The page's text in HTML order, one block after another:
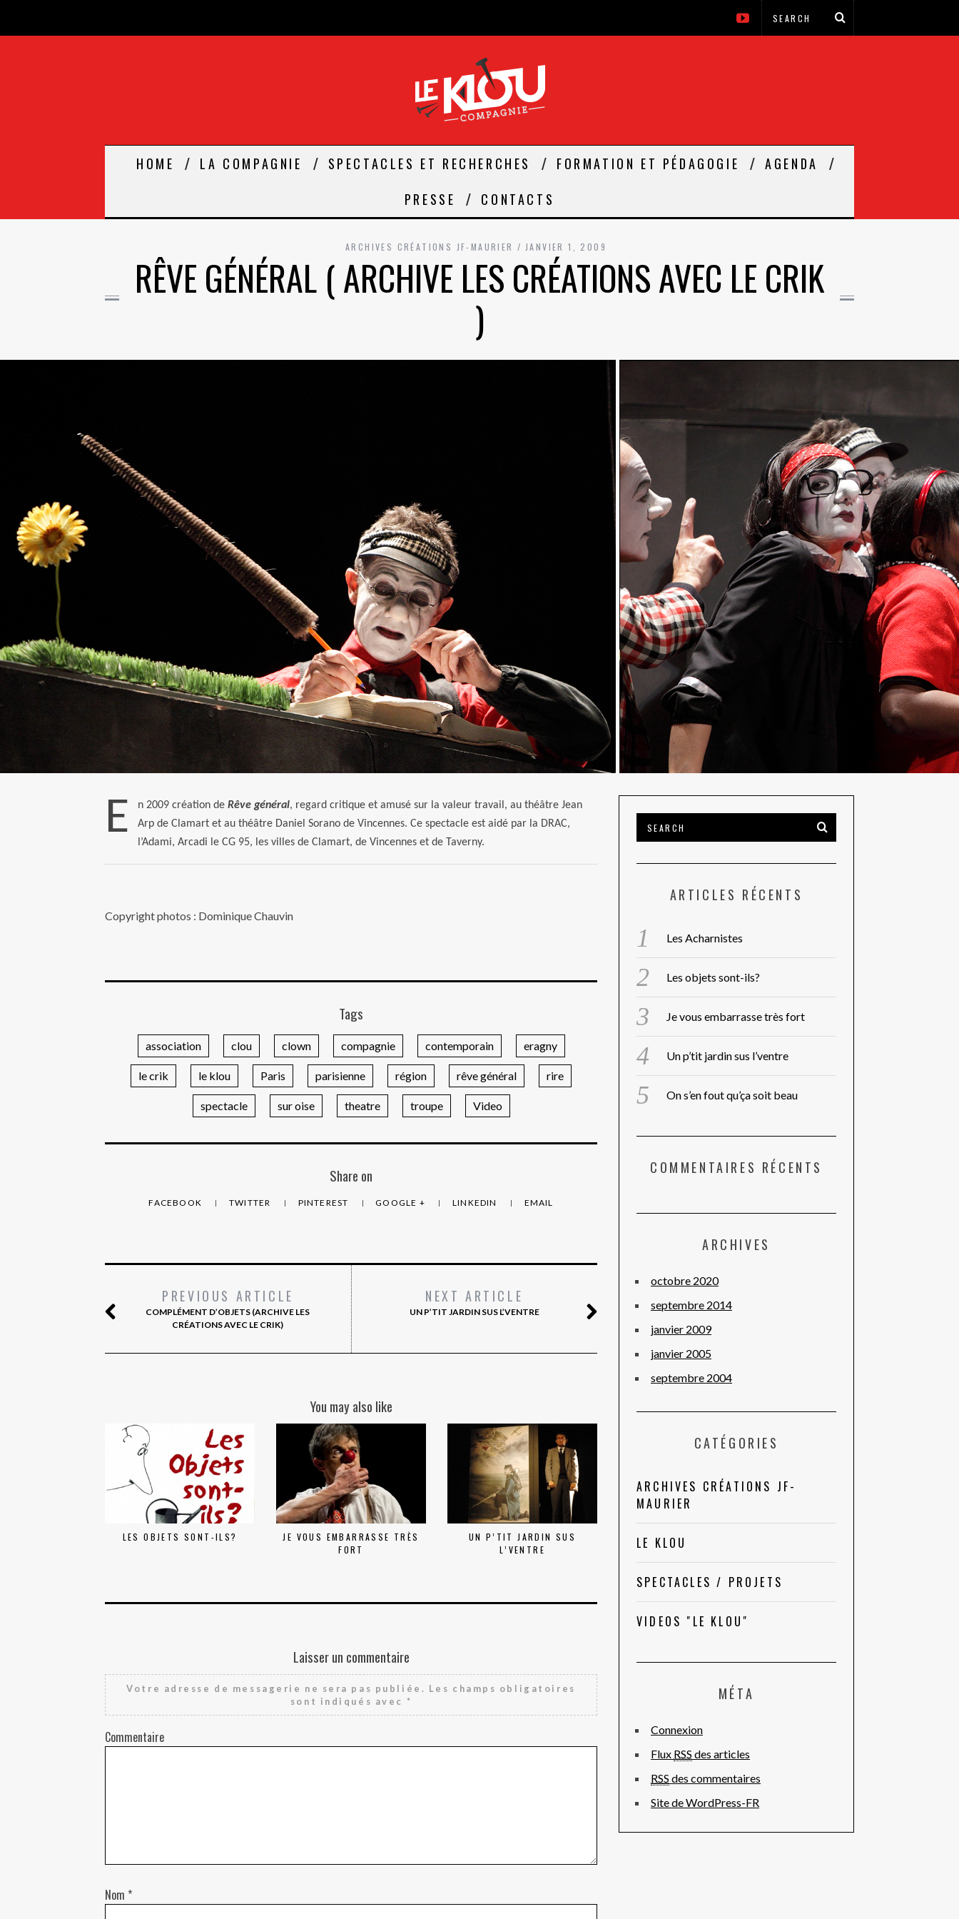
HOME LA COMPAGNIE SPECTACLES ET RECHERCHES FORMATION ET PÉDAGOGIE
AGENDA
PRESSE
CONTACTS
ARCHIVES CRÉATIONS JF-MAURIER JANVIER 1, 2009
RÊVE GÉNÉRAL ( ARCHIVE LES CRÉATIONS AVEC LE CRIK
)
E n 2009 création de Rêve général, regard critique et amusé sur la valeur travail, au théâtre Jean
Arp de Clamart et au théâtre Daniel Sorano de Vincennes. Ce spectacle est aidé par la DRAC,
l’Adami, Arcadi le CG 95, les villes de Clamart, de Vincennes et de Taverny.
Copyright photos : Dominique Chauvin
Tags
association clou clown compagnie contemporain eragny
le crik le klou Paris parisienne région rêve général rire
spectacle sur oise theatre troupe Video
Share on
FACEBOOK TWITTER PINTEREST GOOGLE + LINKEDIN EMAIL
PREVIOUS ARTICLE
COMPLÉMENT D’OBJETS (ARCHIVE LES
CRÉATIONS AVEC LE CRIK)
NEXT ARTICLE
UN P’TIT JARDIN SUS L’VENTRE
You may also like
LES OBJETS SONT-ILS?
JE VOUS EMBARRASSE TRÈS
FORT
UN P’TIT JARDIN SUS
L’VENTRE
Laisser un commentaire
Votre adresse de messagerie ne sera pas publiée. Les champs obligatoires
sont indiqués avec *
Commentaire
Nom *
ARTICLES RÉCENTS
Les Acharnistes
Les objets sont-ils?
Je vous embarrasse très fort
Un p’tit jardin sus l’ventre
On s’en fout qu’ça soit beau
COMMENTAIRES RÉCENTS
ARCHIVES
octobre 2020
septembre 2014
janvier 2009
janvier 2005
septembre 2004
CATÉGORIES
ARCHIVES CRÉATIONS JF-
MAURIER
LE KLOU
SPECTACLES / PROJETS
VIDEOS "LE KLOU"
MÉTA
Connexion
Flux RSS des articles
RSS des commentaires
Site de WordPress-FR